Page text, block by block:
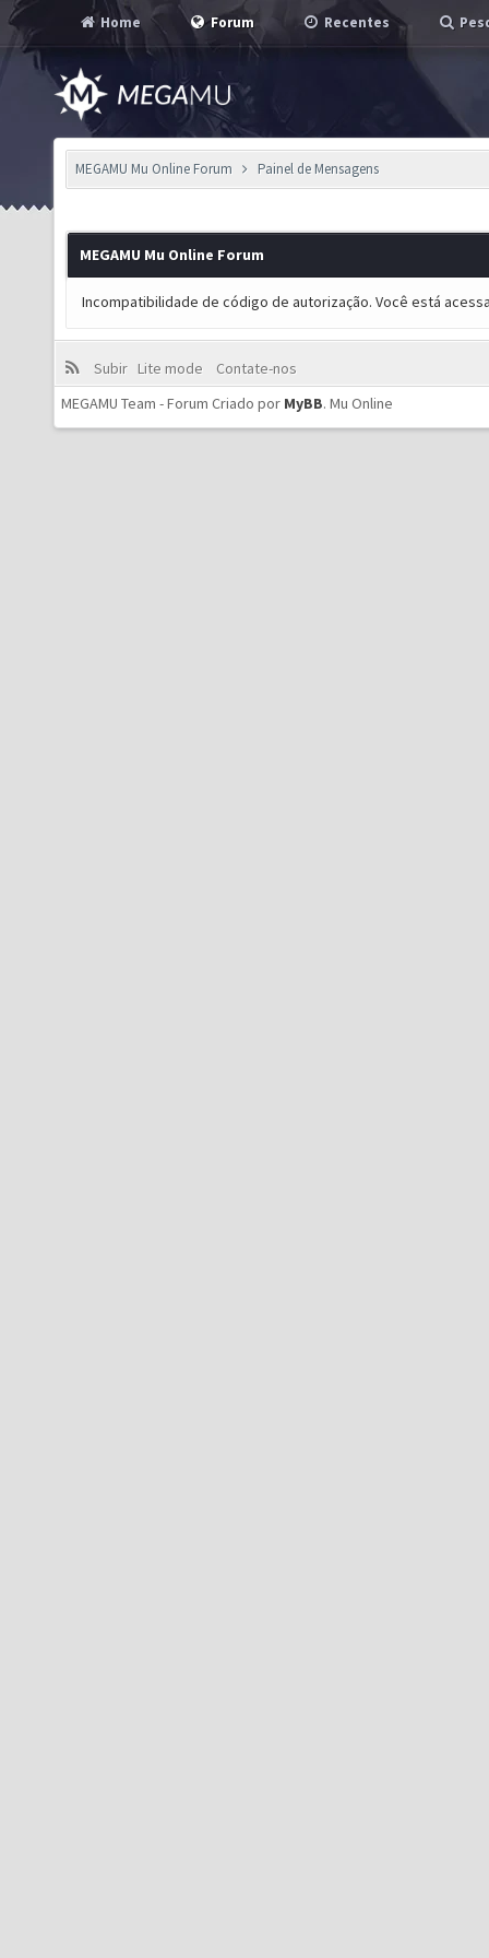
Home Forum Recentes
MEGAMU Mu Online Forum Painel de Mensagens
MEGAMU Mu Online Forum
Incompatibilidade de código de autorização. Você está
Subir Lite mode
Contate-nos
MEGAMU Team - Forum Criado por MyBB. Mu Online